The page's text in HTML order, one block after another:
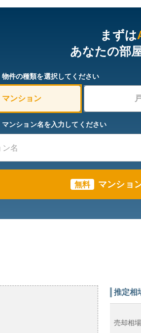
まずは
あなたの部
物件の種類を選択してください
マンション
マンション名を入力してください
無料 マンショ
推定相
売却相場